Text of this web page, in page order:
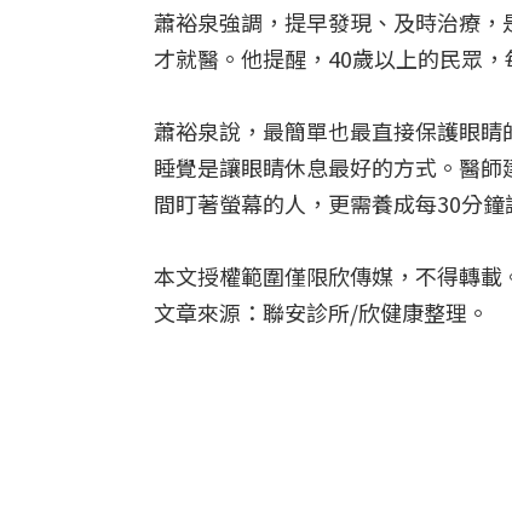
蕭裕泉強調，提早發現、及時治療
才就醫。他提醒，40歲以上的民眾
蕭裕泉說， 最簡單也最直接保護眼睛
睡覺是讓眼睛休息最好的方式。醫
間盯著螢幕的人，更需養成每30分
本文授權範圍僅限欣傳媒，不得轉載
文章來源：聯安診所/欣健康整理。